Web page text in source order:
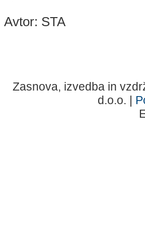
Avtor: STA
Zasnova, izvedba in
d.o.o. |